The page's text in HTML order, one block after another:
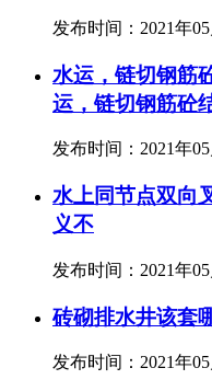
发布时间：2021年
水运，链切钢筋
运，链切钢筋砼
发布时间：2021年
水上同节点双向
义不
发布时间：2021年
砖砌排水井该套
发布时间：2021年